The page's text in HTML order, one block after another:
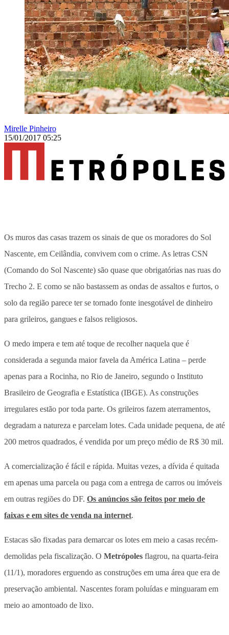
Mirelle Pinheiro
15/01/2017 05:25
Os muros das casas trazem os sinais de que os moradores do Sol
Nascente, em Ceilândia, convivem com o crime. As letras CSN
(Comando do Sol Nascente) são quase que obrigatórias nas ruas do
Trecho 2. E como se não bastassem as ondas de assaltos e furtos, o
solo da região parece ter se tornado fonte inesgotável de dinheiro
para grileiros, gangues e falsos religiosos.
O medo impera e tem até toque de recolher naquela que é
considerada a segunda maior favela da América Latina – perde
apenas para a Rocinha, no Rio de Janeiro, segundo o Instituto
Brasileiro de Geografia e Estatística (IBGE). As construções
irregulares estão por toda parte. Os grileiros fazem aterramentos,
degradam a natureza e parcelam lotes. Cada unidade pequena, de até
200 metros quadrados, é vendida por um preço médio de R$ 30 mil.
A comercialização é fácil e rápida. Muitas vezes, a dívida é quitada
em apenas uma parcela ou paga com a entrega de carros ou imóveis
em outras regiões do DF. Os anúncios são feitos por meio de
faixas e em sites de venda na internet.
Estacas são fixadas para demarcar os lotes em meio a casas recém-
demolidas pela fiscalização. O Metrópoles flagrou, na quarta-feira
(11/1), moradores erguendo as construções em uma área que era de
preservação ambiental. Nascentes foram poluídas e minguaram em
meio ao amontoado de lixo.